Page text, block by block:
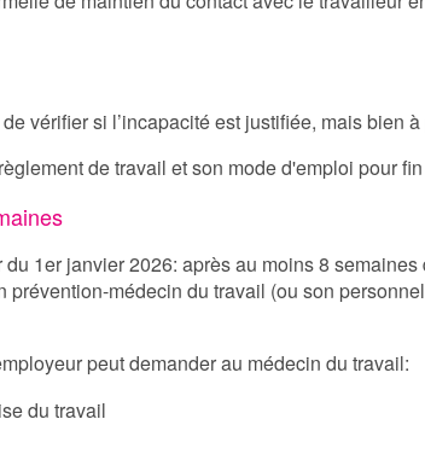
vérifier si l’incapacité est justifiée, mais bien
de travail et son mode d'emploi pour
1er janvier 2026: après au moins 8
médecin du travail (ou son
peut demander au médecin du travail:
du travail